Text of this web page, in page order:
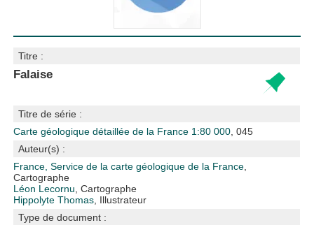
Titre :
Falaise
Titre de série :
Carte géologique détaillée de la France 1:80 000 , 045
Auteur(s) :
France, Service de la carte géologique de la France
Cartographe
Léon Lecornu , Cartographe
Hippolyte Thomas , Illustrateur
Type de document :